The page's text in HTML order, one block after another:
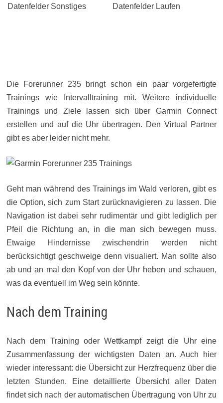
Die Forerunner 235 bringt schon ein paar vorgefertigte
Trainings wie Intervalltraining mit. Weitere individuelle
Trainings und Ziele lassen sich über Garmin Connect
erstellen und auf die Uhr übertragen. Den Virtual Partner
gibt es aber leider nicht mehr.
Geht man während des Trainings im Wald verloren, gibt es
die Option, sich zum Start zurücknavigieren zu lassen. Die
Navigation ist dabei sehr rudimentär und gibt lediglich per
Pfeil die Richtung an, in die man sich bewegen muss.
Etwaige Hindernisse zwischendrin werden nicht
berücksichtigt geschweige denn visualiert. Man sollte also
ab und an mal den Kopf von der Uhr heben und schauen,
was da eventuell im Weg sein könnte.
Nach dem Training
Nach dem Training oder Wettkampf zeigt die Uhr eine
Zusammenfassung der wichtigsten Daten an. Auch hier
wieder interessant: die Übersicht zur Herzfrequenz über die
letzten Stunden. Eine detaillierte Übersicht aller Daten
findet sich nach der automatischen Übertragung von Uhr zu